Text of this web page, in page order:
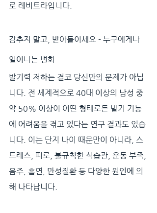
로 레비트라입니다.
감추지 말고, 받아들이세요 - 누구에게나
일어나는 변화
발기력 저하는 결코 당신만의 문제가 아닙
니다. 전 세계적으로 40대 이상의 남성 중
약 50% 이상이 어떤 형태로든 발기 기능
에 어려움을 겪고 있다는 연구 결과도 있습
니다. 이는 단지 나이 때문만이 아니라, 스
트레스, 피로, 불규칙한 식습관, 운동 부족,
음주, 흡연, 만성질환 등 다양한 원인에 의
해 나타납니다.